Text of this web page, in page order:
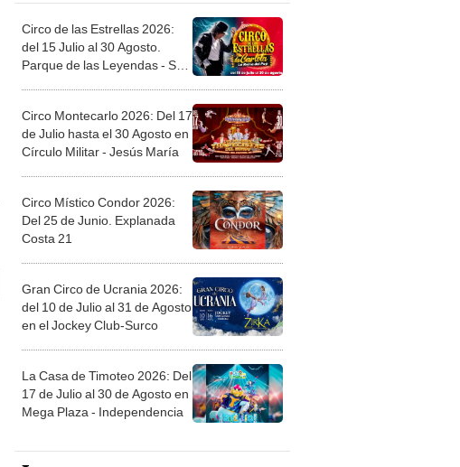
Circo de las Estrellas 2026:
del 15 Julio al 30 Agosto.
Parque de las Leyendas - San
Circo Montecarlo 2026: Del 17
de Julio hasta el 30 Agosto en
Círculo Militar - Jesús María
Circo Místico Condor 2026:
Del 25 de Junio. Explanada
Costa 21
Gran Circo de Ucrania 2026:
del 10 de Julio al 31 de Agosto
en el Jockey Club-Surco
La Casa de Timoteo 2026: Del
17 de Julio al 30 de Agosto en
Mega Plaza - Independencia